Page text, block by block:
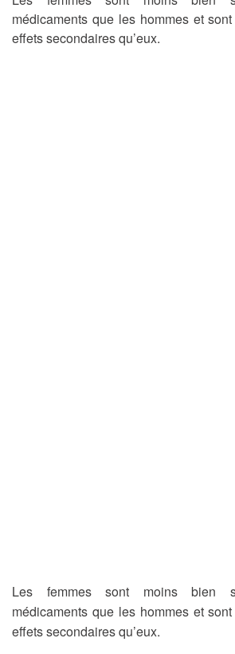
médicaments que les hommes et
effets secondaires qu’eux.
Les femmes sont moins bien
médicaments que les hommes et
effets secondaires qu’eux.